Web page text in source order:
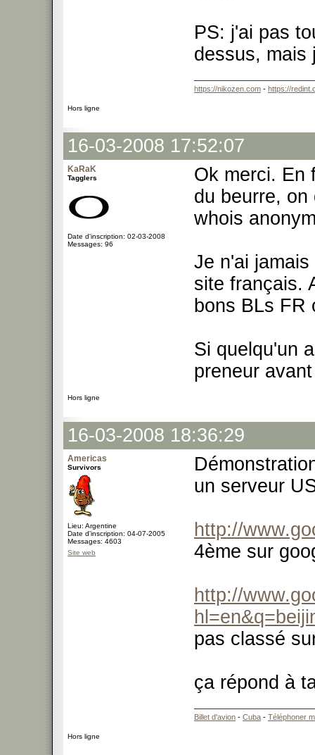
PS: j'ai pas
dessus, mais
https://nikozen.com - https://
Hors ligne
16-03-2008 17:52:07
KaRaK
Tagglers
Date d'inscription: 02-03-2008
Messages: 96
Ok merci. En
du beurre,
whois
Je n'ai
site français.
bons BLs FR
Si quelqu'un
preneur
Hors ligne
16-03-2008 18:36:29
Americas
Survivors
Lieu: Argentine
Date d'inscription: 04-07-2005
Messages: 4603
Site web
un serveur
http://
4ème sur
http://
pas classé
ça répond à
Billet d'avion - Cuba - Téléphoner
Hors ligne